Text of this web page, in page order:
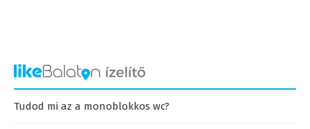
Tudod mi az a monoblokkos wc?